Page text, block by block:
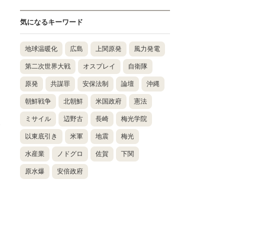
気になるキーワード
地球温暖化 広島 上関原発 風力発電
第二次世界大戦 オスプレイ 自衛隊
原発 共謀罪 安保法制 論壇 沖縄
朝鮮戦争 北朝鮮 米国政府 憲法
ミサイル 辺野古 長崎 梅光学院
以東底引き 米軍 地震 梅光
水産業 ノドグロ 佐賀 下関
原水爆 安倍政府